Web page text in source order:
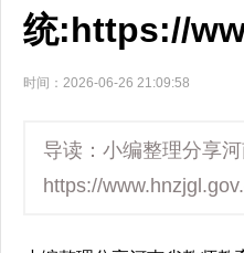
统:https://
时间：2026-06-26 21:09:58
导读：小编整理分享
https://